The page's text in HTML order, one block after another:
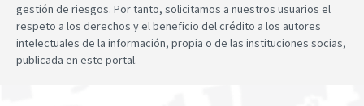
gestión de riesgos. Por tanto, solicitamos a nuestros usuarios el
respeto a los derechos y el beneficio del crédito a los autores
intelectuales de la información, propia o de las instituciones socias,
publicada en este portal.